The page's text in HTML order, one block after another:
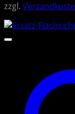
zzgl.